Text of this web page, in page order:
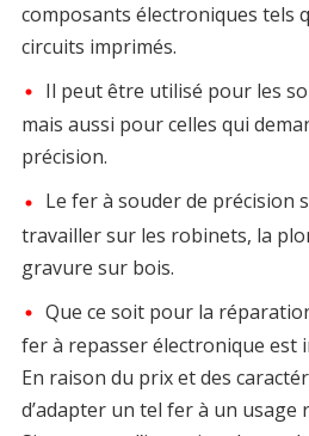
composants électroniques tels
circuits imprimés.
Il peut être utilisé pour les
mais aussi pour celles qui
précision.
Le fer à souder de précision
travailler sur les robinets, la
gravure sur bois.
Que ce soit pour la
fer à repasser électronique est
En raison du prix et des
d’adapter un tel fer à un